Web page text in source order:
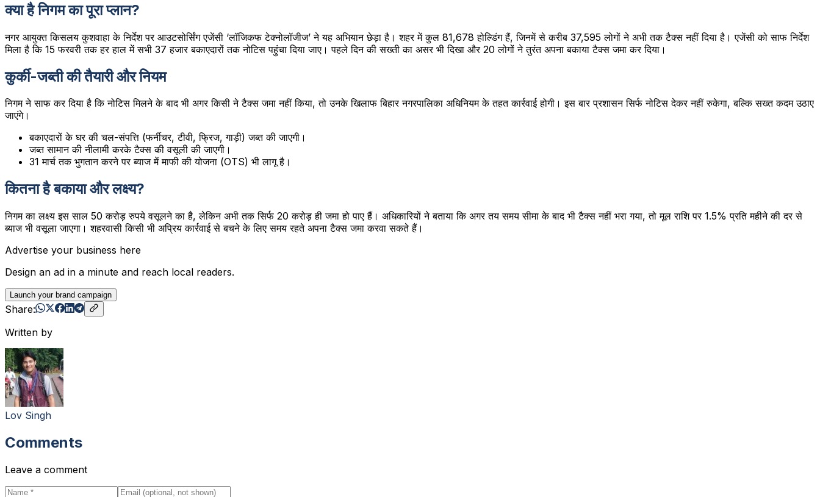
क्या है निगम का पूरा प्लान?
नगर आयुक्त किसलय कुशवाहा के निर्देश पर आउटसोर्सिंग एजेंसी ‘लॉजिकफ टेक्नोलॉजीज’ ने यह अभियान छेड़ा है। शहर में कुल 81,678 होल्डिंग हैं, जिनमें से करीब 37,595 लोगों ने अभी तक टैक्स नहीं दिया है। एजेंसी को साफ निर्देश
मिला है कि 15 फरवरी तक हर हाल में सभी 37 हजार बकाएदारों तक नोटिस पहुंचा दिया जाए। पहले दिन की सख्ती का असर भी दिखा और 20 लोगों ने तुरंत अपना बकाया टैक्स जमा कर दिया।
कुर्की-जब्ती की तैयारी और नियम
निगम ने साफ कर दिया है कि नोटिस मिलने के बाद भी अगर किसी ने टैक्स जमा नहीं किया, तो उनके खिलाफ बिहार नगरपालिका अधिनियम के तहत कार्रवाई होगी। इस बार प्रशासन सिर्फ नोटिस देकर नहीं रुकेगा, बल्कि सख्त कदम उठाए
जाएंगे।
बकाएदारों के घर की चल-संपत्ति (फर्नीचर, टीवी, फ्रिज, गाड़ी) जब्त की जाएगी।
जब्त सामान की नीलामी करके टैक्स की वसूली की जाएगी।
31 मार्च तक भुगतान करने पर ब्याज में माफी की योजना (OTS) भी लागू है।
कितना है बकाया और लक्ष्य?
निगम का लक्ष्य इस साल 50 करोड़ रुपये वसूलने का है, लेकिन अभी तक सिर्फ 20 करोड़ ही जमा हो पाए हैं। अधिकारियों ने बताया कि अगर तय समय सीमा के बाद भी टैक्स नहीं भरा गया, तो मूल राशि पर 1.5% प्रति महीने की दर से
ब्याज भी वसूला जाएगा। शहरवासी किसी भी अप्रिय कार्रवाई से बचने के लिए समय रहते अपना टैक्स जमा करवा सकते हैं।
Advertise your business here
Design an ad in a minute and reach local readers.
Launch your brand campaign
Share:
Written by
Lov Singh
Comments
Leave a comment